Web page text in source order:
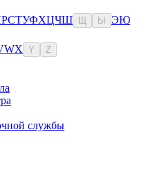
РСТУФХЦЧШ Ы ЭЮ
WX Y Z
службы